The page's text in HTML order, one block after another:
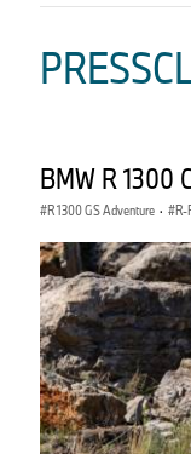
BMW R 1300
R 1300 GS Adventure · R-